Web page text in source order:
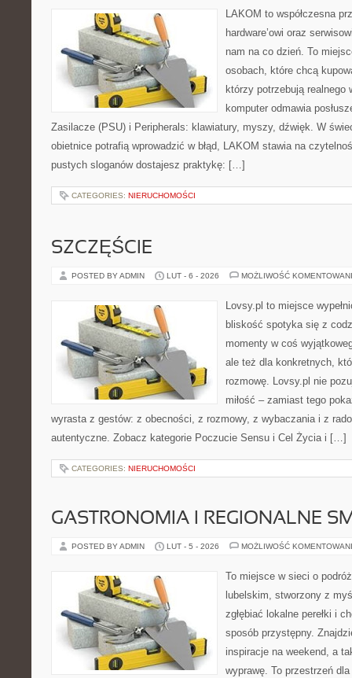
LAKOM to współczesna
hardware’owi oraz
nam na co dzień. To
osobach, które chcą
którzy potrzebują realnego
komputer odmawia
Zasilacze (PSU) i Peripherals: klawiatury, myszy, dźwięk. W
obietnice potrafią wprowadzić w błąd, LAKOM stawia na
pustych sloganów dostajesz praktykę: […]
CATEGORIES: NIERUCHOMOŚCI
SZCZĘŚCIE
POSTED BY ADMIN LUT - 6 - 2026 MOŻLIWOŚĆ
Lovsy.pl to miejsce
bliskość spotyka się z
momenty w coś
ale też dla konkretnych,
rozmowę. Lovsy.pl nie
miłość – zamiast tego
wyrasta z gestów: z obecności, z rozmowy, z wybaczania i z
autentyczne. Zobacz kategorie Poczucie Sensu i Cel Życia i […]
CATEGORIES: NIERUCHOMOŚCI
GASTRONOMIA I REGIONALNE
POSTED BY ADMIN LUT - 5 - 2026 MOŻLIWOŚĆ
To miejsce w sieci o
lubelskim, stworzony z
zgłębiać lokalne perełki i
sposób przystępny.
inspiracje na weekend, a
wyprawę. To przestrzeń